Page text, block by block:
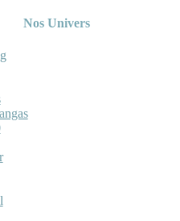
Nos Univers